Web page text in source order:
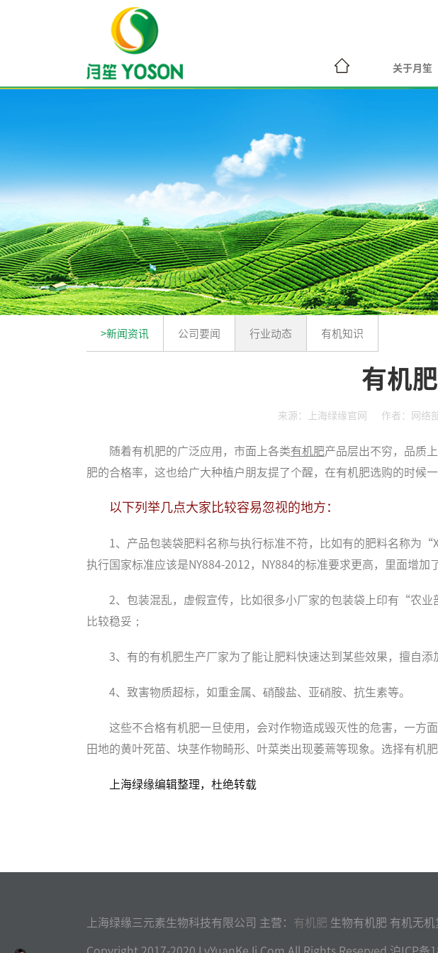
关于月笙
>新闻资讯 公司要闻 行业动态 有机知识
有机
来源：上海绿缘官网 作者：网络
随着有机肥的广泛应用，市面上各类有机肥产品层出不穷，品质
肥的合格率，这也给广大种植户朋友提了个醒，在有机肥选购的时候
以下列举几点大家比较容易忽视的地方：
1、产品包装袋肥料名称与执行标准不符，比如有的肥料名称为
执行国家标准应该是NY884-2012，NY884的标准要求更高，里面增
2、包装混乱，虚假宣传，比如很多小厂家的包装袋上印有“农
比较稳妥；
3、有的有机肥生产厂家为了能让肥料快速达到某些效果，擅自
4、致害物质超标，如重金属、硝酸盐、亚硝胺、抗生素等。
这些不合格有机肥一旦使用，会对作物造成毁灭性的危害，一方
田地的黄叶死苗、块茎作物畸形、叶菜类出现萎蔫等现象。选择有机肥
上海绿缘编辑整理，杜绝转载
上海绿缘三元素生物科技有限公司 主营： 有机肥 生物有机肥 有机无